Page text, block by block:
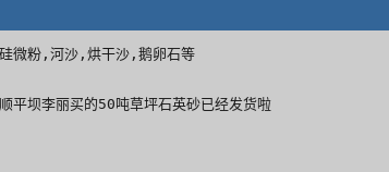
微粉,河沙,烘干沙,鹅卵石等
坝李丽买的50吨草坪石英砂已经发货啦